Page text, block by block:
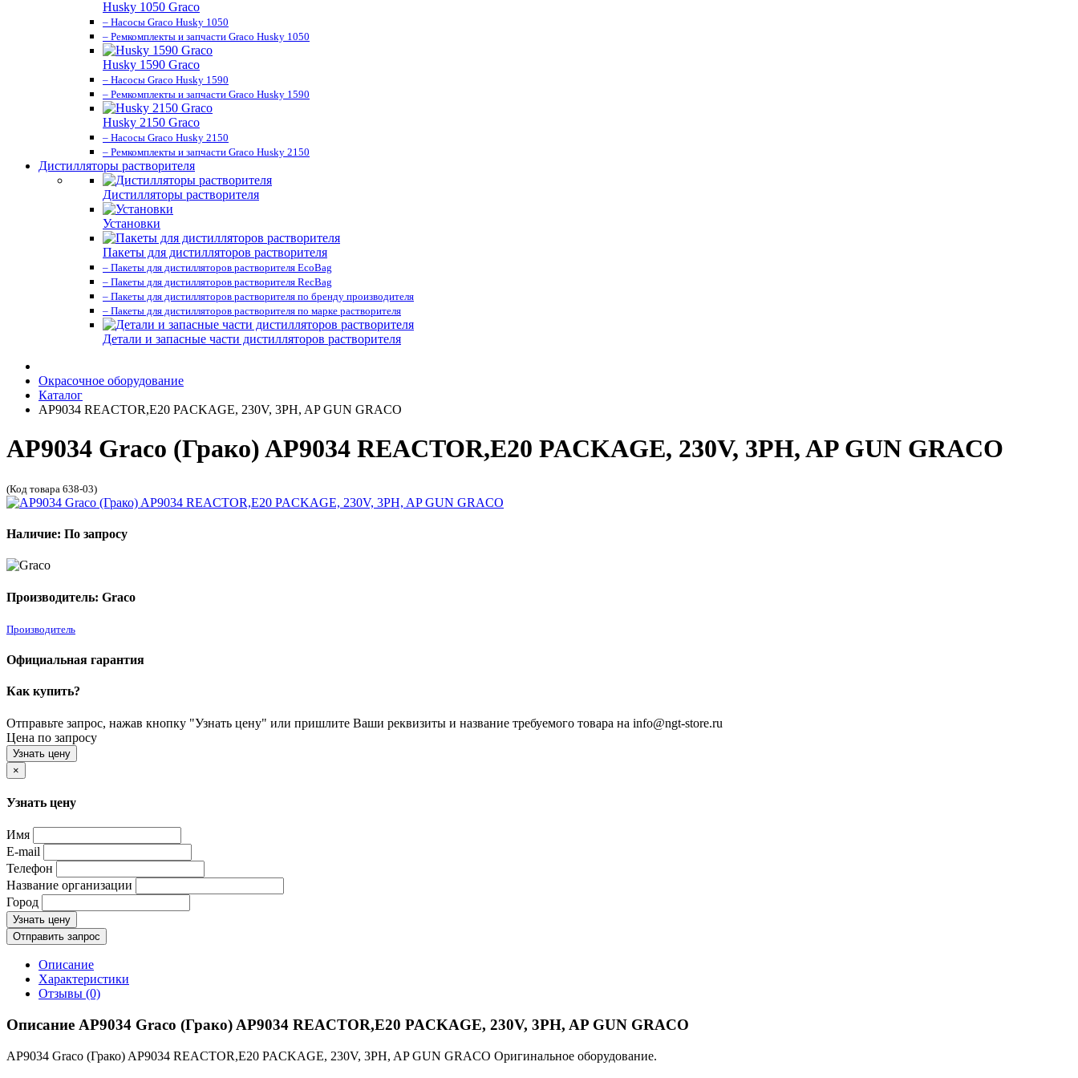
Husky 1050 Graco
– Насосы Graco Husky 1050
– Ремкомплекты и запчасти Graco Husky 1050
Husky 1590 Graco
– Насосы Graco Husky 1590
– Ремкомплекты и запчасти Graco Husky 1590
Husky 2150 Graco
– Насосы Graco Husky 2150
– Ремкомплекты и запчасти Graco Husky 2150
Дистилляторы растворителя
Дистилляторы растворителя
Установки
Пакеты для дистилляторов растворителя
– Пакеты для дистилляторов растворителя EcoBag
– Пакеты для дистилляторов растворителя RecBag
– Пакеты для дистилляторов растворителя по бренду производителя
– Пакеты для дистилляторов растворителя по марке растворителя
Детали и запасные части дистилляторов растворителя
Окрасочное оборудование
Каталог
AP9034 REACTOR,E20 PACKAGE, 230V, 3PH, AP GUN GRACO
AP9034 Graco (Грако) AP9034 REACTOR,E20 PACKAGE, 230V, 3PH, AP GUN GRACO
(Код товара 638-03)
Наличие: По запросу
Производитель: Graco
Производитель
Официальная гарантия
Как купить?
Отправьте запрос, нажав кнопку "Узнать цену" или пришлите Ваши реквизиты и название требуемого товара на info@ngt-store.ru
Цена по запросу
Узнать цену
×
Узнать цену
Имя
E-mail
Телефон
Название организации
Город
Узнать цену
Отправить запрос
Описание
Характеристики
Отзывы (0)
Описание AP9034 Graco (Грако) AP9034 REACTOR,E20 PACKAGE, 230V, 3PH, AP GUN GRACO
AP9034 Graco (Грако) AP9034 REACTOR,E20 PACKAGE, 230V, 3PH, AP GUN GRACO Оригинальное оборудование.